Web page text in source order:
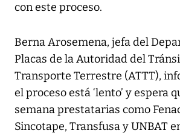
con este proceso.
Berna Arosemena, jefa del
Placas de la Autoridad del
Transporte Terrestre (ATTT),
el proceso está ‘lento’ y espera
semana prestatarias como
Sincotape, Transfusa y UNBAT